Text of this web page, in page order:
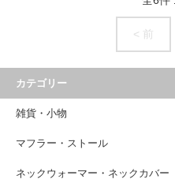
< 前
カテゴリー
雑貨・小物
マフラー・ストール
ネックウォーマー・ネックカバー